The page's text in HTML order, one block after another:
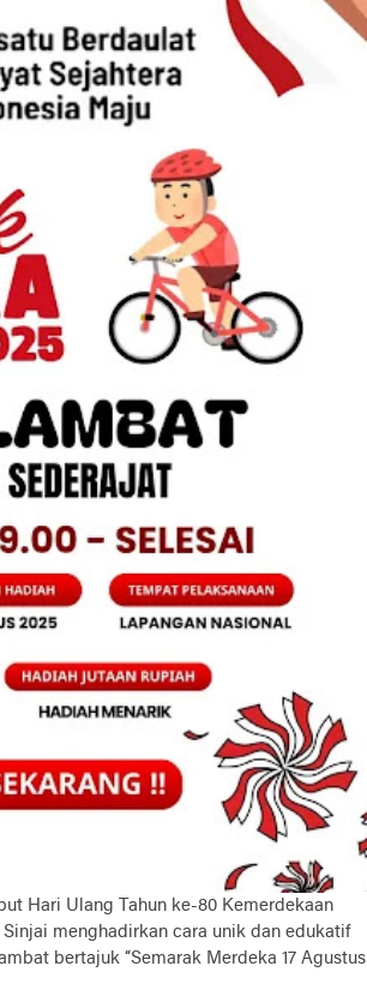
Hari Ulang Tahun ke-80 Kemerdekaan
menghadirkan cara unik dan edukatif
bertajuk “Semarak Merdeka 17 Agustus